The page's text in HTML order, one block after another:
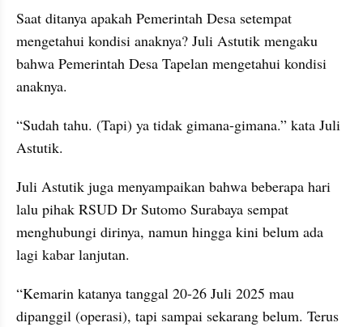
Saat ditanya apakah Pemerintah Desa setempat
mengetahui kondisi anaknya? Juli Astutik mengaku
bahwa Pemerintah Desa Tapelan mengetahui kondisi
anaknya.
“Sudah tahu. (Tapi) ya tidak gimana-gimana.” kata Juli
Astutik.
Juli Astutik juga menyampaikan bahwa beberapa hari
lalu pihak RSUD Dr Sutomo Surabaya sempat
menghubungi dirinya, namun hingga kini belum ada
lagi kabar lanjutan.
“Kemarin katanya tanggal 20-26 Juli 2025 mau
dipanggil (operasi), tapi sampai sekarang belum. Terus